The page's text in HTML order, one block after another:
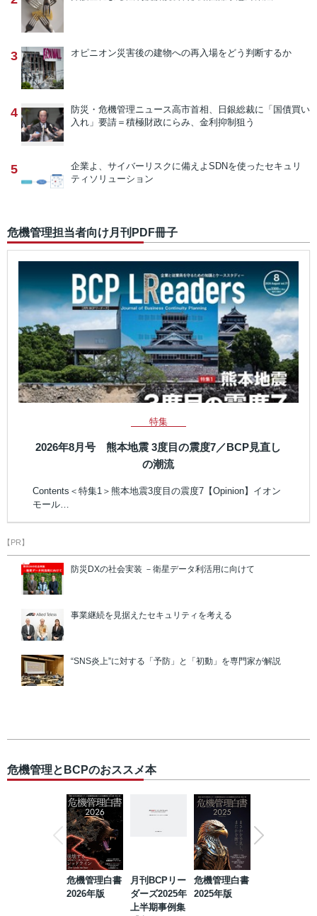
3 オピニオン災害後の建物への再入場をどう判断するか
4 防災・危機管理ニュース高市首相、日銀総裁に「国債買い
入れ」要請＝積極財政にらみ、金利抑制狙う
5 企業よ、サイバーリスクに備えよ SDNを使ったセキュリ
ティソリューション
危機管理担当者向け月刊PDF冊子
特集
2026年8月号 熊本地震 3度目の震度7／BCP見直し
の潮流
Contents＜特集1＞熊本地震3度目の震度7【Opinion】イオン
モール…
【PR】
防災DXの社会実装 －衛星データ利活用に向けて
事業継続を見据えたセキュリティを考える
“SNS炎上”に対する「予防」と「初動」を専門家が解説
危機管理とBCPのおススメ本
危機管理白書
2026年版
月刊BCPリー
ダーズ2025年
上半期事例集
危機管理白書
2025年版